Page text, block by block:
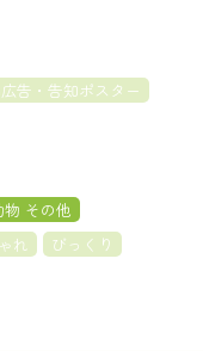
告・告知ポスター
物 その他
れ
びっくり